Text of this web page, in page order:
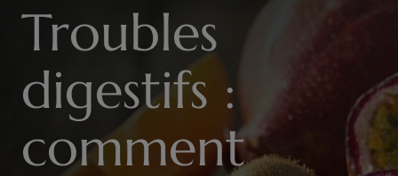
Troubles
digestifs :
comment